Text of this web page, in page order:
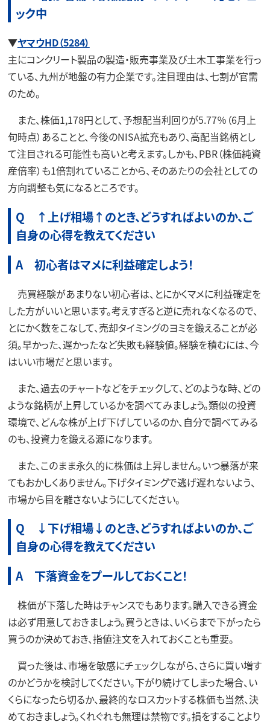
ック中
▼ヤマウHD（5284）
主にコンクリート製品の製造・販売事業及び土木工事業を行っ
ている、九州が地盤の有力企業です。注目理由は、七割が官需
のため。
また、株価1,178円として、予想配当利回りが5.77％（6月上
旬時点）あることと、今後のNISA拡充もあり、高配当銘柄とし
て注目される可能性も高いと考えます。しかも、PBR（株価純資
産倍率）も1倍割れていることから、そのあたりの会社としての
方向調整も気になるところです。
Q ↑上げ相場↑のとき、どうすればよいのか、ご
自身の心得を教えてください
A 初心者はマメに利益確定しよう！
売買経験があまりない初心者は、とにかくマメに利益確定を
した方がいいと思います。考えすぎると逆に売れなくなるので、
とにかく数をこなして、売却タイミングのヨミを鍛えることが必
須。早かった、遅かったなど失敗も経験値。経験を積むには、今
はいい市場だと思います。
また、過去のチャートなどをチェックして、どのような時、どの
ような銘柄が上昇しているかを調べてみましょう。類似の投資
環境で、どんな株が上げ下げしているのか、自分で調べてみる
のも、投資力を鍛える源になります。
また、このまま永久的に株価は上昇しません。いつ暴落が来
てもおかしくありません。下げタイミングで逃げ遅れないよう、
市場から目を離さないようにしてください。
Q ↓下げ相場↓のとき、どうすればよいのか、ご
自身の心得を教えてください
A 下落資金をプールしておくこと！
株価が下落した時はチャンスでもあります。購入できる資金
は必ず用意しておきましょう。買うときは、いくらまで下がったら
買うのか決めておき、指値注文を入れておくことも重要。
買った後は、市場を敏感にチェックしながら、さらに買い増す
のかどうかを検討してください。下がり続けてしまった場合、い
くらになったら切るか、最終的なロスカットする株価も当然、決
めておきましょう。くれぐれも無理は禁物です。損をすることより